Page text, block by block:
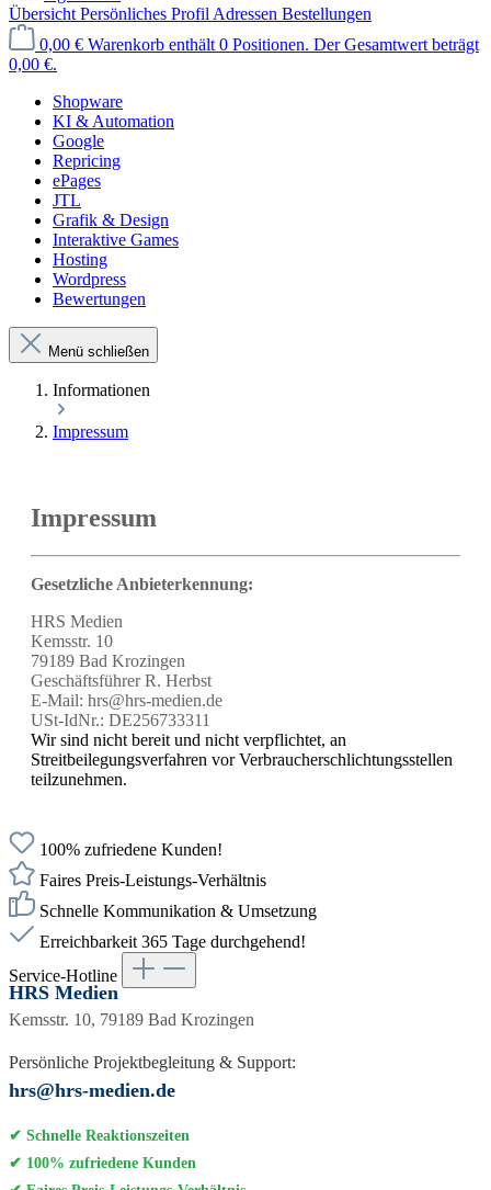
Übersicht Persönliches Profil Adressen Bestellungen
0,00 € Warenkorb enthält 0 Positionen. Der Gesamtwert beträgt
0,00 €.
Shopware
KI & Automation
Google
Repricing
ePages
JTL
Grafik & Design
Interaktive Games
Hosting
Wordpress
Bewertungen
Menü schließen
Informationen
Impressum
Impressum
Gesetzliche Anbieterkennung:
HRS Medien
Kemsstr. 10
79189 Bad Krozingen
Geschäftsführer R. Herbst
E-Mail: hrs@hrs-medien.de
USt-IdNr.: DE256733311
Wir sind nicht bereit und nicht verpflichtet, an
Streitbeilegungsverfahren vor Verbraucherschlichtungsstellen
teilzunehmen.
100% zufriedene Kunden!
Faires Preis-Leistungs-Verhältnis
Schnelle Kommunikation & Umsetzung
Erreichbarkeit 365 Tage durchgehend!
Service-Hotline
HRS Medien
Kemsstr. 10, 79189 Bad Krozingen
Persönliche Projektbegleitung & Support:
hrs@hrs-medien.de
✔ Schnelle Reaktionszeiten
✔ 100% zufriedene Kunden